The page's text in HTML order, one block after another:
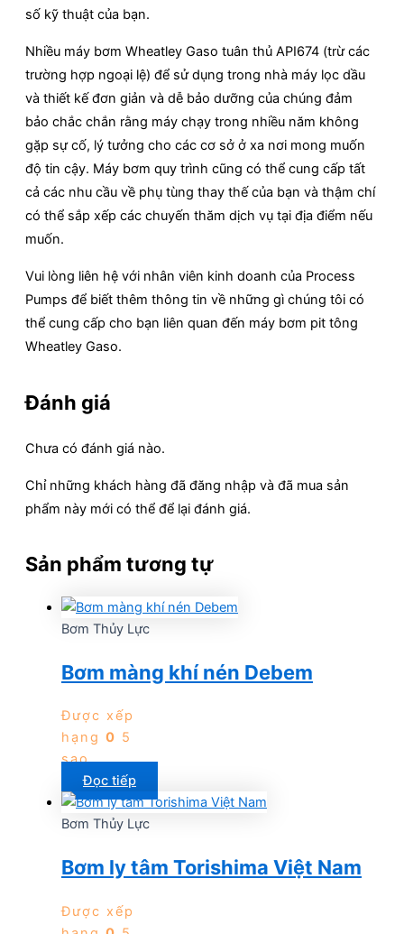
số kỹ thuật của bạn.
Nhiều máy bơm Wheatley Gaso tuân thủ API674 (trừ các
trường hợp ngoại lệ) để sử dụng trong nhà máy lọc dầu
và thiết kế đơn giản và dễ bảo dưỡng của chúng đảm
bảo chắc chắn rằng máy chạy trong nhiều năm không
gặp sự cố, lý tưởng cho các cơ sở ở xa nơi mong muốn
độ tin cậy. Máy bơm quy trình cũng có thể cung cấp tất
cả các nhu cầu về phụ tùng thay thế của bạn và thậm chí
có thể sắp xếp các chuyến thăm dịch vụ tại địa điểm nếu
muốn.
Vui lòng liên hệ với nhân viên kinh doanh của Process
Pumps để biết thêm thông tin về những gì chúng tôi có
thể cung cấp cho bạn liên quan đến máy bơm pit tông
Wheatley Gaso.
Đánh giá
Chưa có đánh giá nào.
Chỉ những khách hàng đã đăng nhập và đã mua sản
phẩm này mới có thể để lại đánh giá.
Sản phẩm tương tự
Bơm Thủy Lực
Bơm màng khí nén Debem
Được xếp
hạng 0 5
sao
Đọc tiếp
Bơm Thủy Lực
Bơm ly tâm Torishima Việt Nam
Được xếp